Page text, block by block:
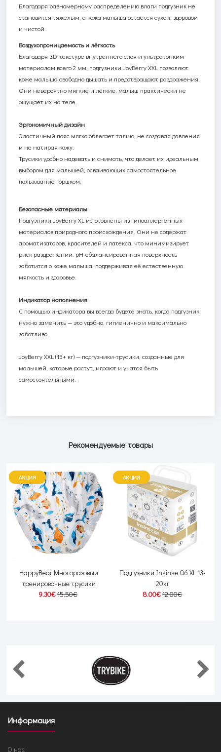
Благодаря равномерному распределению влаги подгузник не
становится тяжёлым, а кожа малыша остаётся сухой, здоровой
и чистой.
Воздухопроницаемость и лёгкость
Благодаря 3D-текстуре внутреннего слоя и ультратонким
материалам всего 2 мм, подгузникиJoyBerryXXL позволяют
коже малыша свободно дышать и предотвращают раздражения.
Они невероятно мягкие и лёгкие, малыш практически не
ощущает их на теле.
Эргономичный дизайн
Эластичный пояс мягко облегает талию, не создавая давления
и не натирая кожу.
Трусики удобно надевать и снимать, что делает их идеальным
выбором для малышей, осваивающих самостоятельное
пользование горшком.
Безопасные материалы
ПодгузникиJoyBerryXL изготовлены из гипоаллергенных
материалов природного происхождения. Они не содержат
ароматизаторов, красителей и латекса, что минимизирует
риск раздражений. pH-сбалансированная поверхность
заботится о коже малыша, поддерживая её естественную
мягкость и здоровье.
Индикатор наполнения
С помощью индикатора вы всегда будете знать, когда подгузник
нужно заменить — это удобно, гигиенично и максимально
заботливо.
JoyBerryXXL (15+ кг) — подгузники-трусики, созданные для
малышей, которые растут, играют и учатся быть
самостоятельными.
Рекомендуемые товары
АКЦИЯ
HappyBear Многоразовый
тренировочные трусики
9.30€15.50€
АКЦИЯ
Подгузники Insinse Q6 XL 13-
20кг
8.00€12.00€
Информация
О нас